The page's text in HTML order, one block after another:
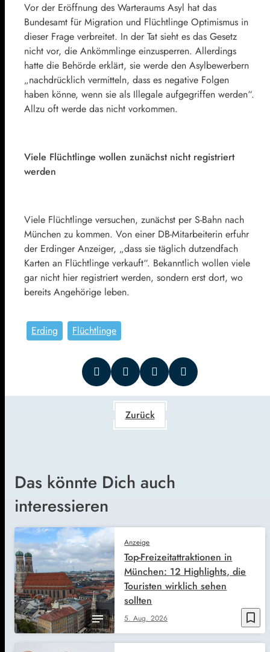
Vor der Eröffnung des Warteraums Asyl hat das
Bundesamt für Migration und Flüchtlinge Optimismus in
dieser Frage verbreitet. In der Tat sieht es das Gesetz
nicht vor, die Ankömmlinge einzusperren. Allerdings
hatte die Behörde erklärt, sie werde den Asylbewerbern
„nachdrücklich vermitteln, dass es negative Folgen
haben könne, wenn sie als Illegale aufgegriffen werden“.
Allzu oft werde das nicht vorkommen.
Viele Flüchtlinge wollen zunächst nicht registriert
werden
Viele Flüchtlinge versuchen, zunächst per S-Bahn nach
München zu kommen. Von einer DB-Mitarbeiterin erfuhr
der Erdinger Anzeiger, „dass sie täglich dutzendfach
Karten an Flüchtlinge verkauft“. Bekanntlich wollen viele
gar nicht hier registriert werden, sondern erst dort, wo
bereits Angehörige leben.
Erding Flüchtlinge
Zurück
Das könnte Dich auch
interessieren
bookmark_border
Anzeige
5. Aug. 2026
Top-Freizeitattraktionen in
München: 12 Highlights, die
Touristen wirklich sehen
sollten